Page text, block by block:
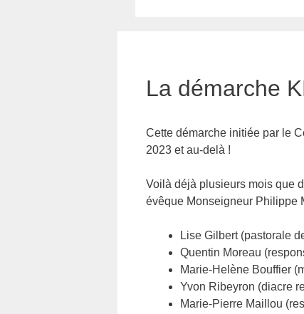
La démarche
Cette démarche initiée par le
2023 et au-delà !
Voilà déjà plusieurs mois que
évêque Monseigneur Philippe
Lise Gilbert (pastorale
Quentin Moreau
Marie-Helène Bouffier
Yvon Ribeyron (diacre
Marie-Pierre Maillou